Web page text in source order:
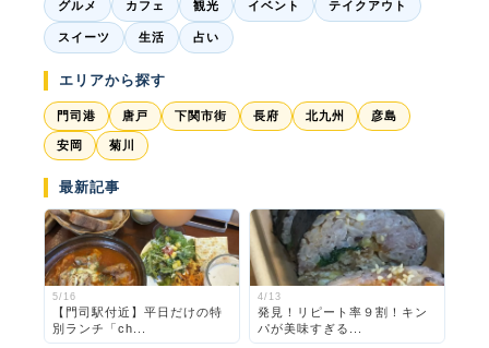
グルメ カフェ 観光 イベント テイクアウト
スイーツ 生活 占い
エリアから探す
門司港 唐戸 下関市街 長府 北九州 彦島
安岡 菊川
最新記事
5/16
【門司駅付近】平日だけの特
別ランチ「ch...
4/13
発見！リピート率９割！キン
パが美味すぎる...